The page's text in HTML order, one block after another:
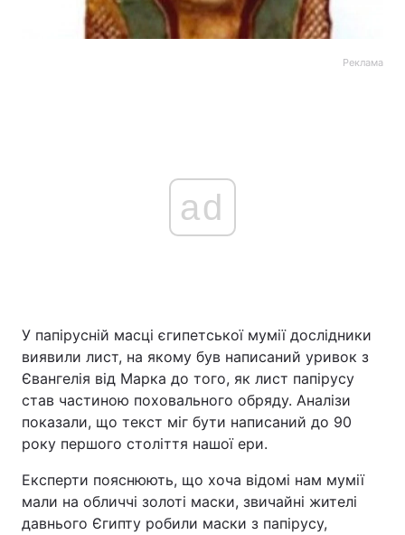
Реклама
ad
У папірусній масці єгипетської мумії дослідники
виявили лист, на якому був написаний уривок з
Євангелія від Марка до того, як лист папірусу
став частиною поховального обряду. Аналізи
показали, що текст міг бути написаний до 90
року першого століття нашої ери.
Експерти пояснюють, що хоча відомі нам мумії
мали на обличчі золоті маски, звичайні жителі
давнього Єгипту робили маски з папірусу,